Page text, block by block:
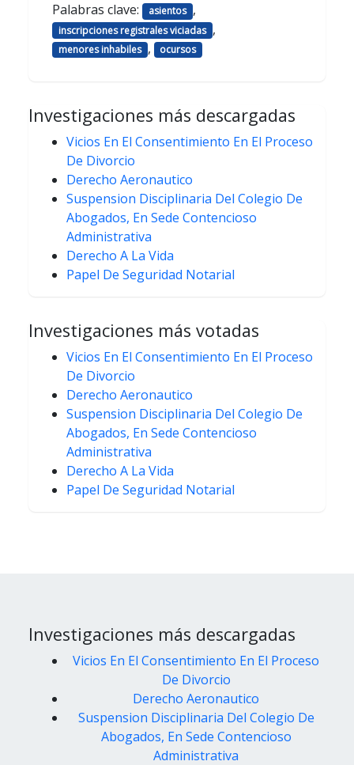
Palabras clave: asientos ,
inscripciones registrales viciadas ,
menores inhabiles , ocursos
Investigaciones más descargadas
Vicios En El Consentimiento En El Proceso
De Divorcio
Derecho Aeronautico
Suspension Disciplinaria Del Colegio De
Abogados, En Sede Contencioso
Administrativa
Derecho A La Vida
Papel De Seguridad Notarial
Investigaciones más votadas
Vicios En El Consentimiento En El Proceso
De Divorcio
Derecho Aeronautico
Suspension Disciplinaria Del Colegio De
Abogados, En Sede Contencioso
Administrativa
Derecho A La Vida
Papel De Seguridad Notarial
Investigaciones más descargadas
Vicios En El Consentimiento En El Proceso
De Divorcio
Derecho Aeronautico
Suspension Disciplinaria Del Colegio De
Abogados, En Sede Contencioso
Administrativa